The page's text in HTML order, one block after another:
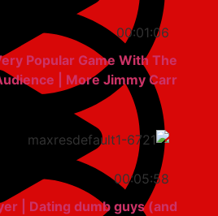
00:01:06
A Very Popular Game With The
Audience | More Jimmy Carr
00:05:58
| Dating dumb guys (and